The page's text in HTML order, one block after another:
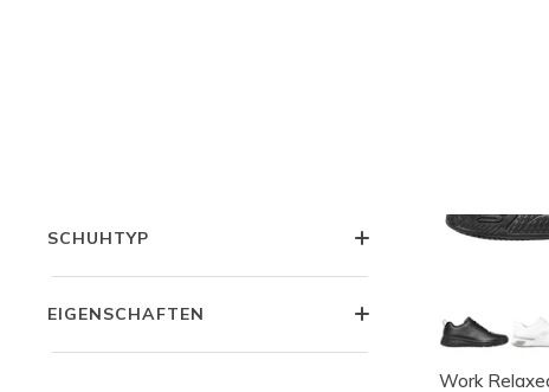
SCHUHTYP
EIGENSCHAFTEN
Work